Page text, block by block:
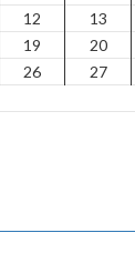
12 13
19 20
26 27